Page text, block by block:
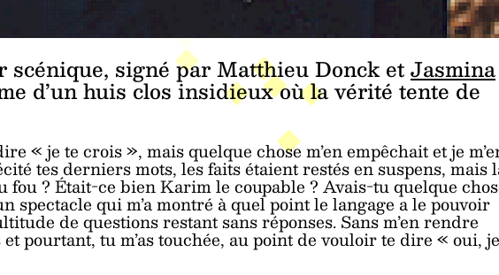
signé par Matthieu Donck etJasmina
d’un huis clos insidieux où la vérité tente de
« je te crois », mais quelque chose m’en empêchait et je
tes derniers mots, les faits étaient restés en suspens, mais
fou ? Était-ce bien Karim le coupable ? Avais-tu quelque
spectacle qui m’a montré à quel point le langage a le pouvoir
de questions restant sans réponses. Sans m’en rendre
pourtant, tu m’as touchée, au point de vouloir te dire « oui, je